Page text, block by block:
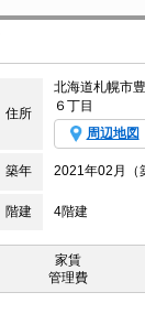
住所
北海道札幌市
６丁目
周辺地図
築年 2021年02月（
階建 4階建
家賃
管理費